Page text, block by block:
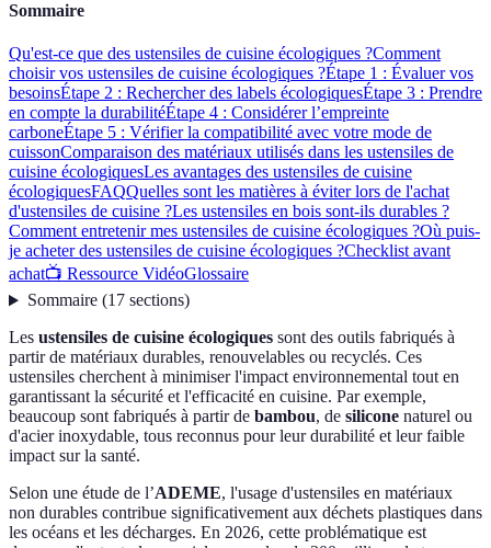
Sommaire
Qu'est-ce que des ustensiles de cuisine écologiques ?Comment
choisir vos ustensiles de cuisine écologiques ?Étape 1 : Évaluer vos
besoinsÉtape 2 : Rechercher des labels écologiquesÉtape 3 : Prendre
en compte la durabilitéÉtape 4 : Considérer l’empreinte
carboneÉtape 5 : Vérifier la compatibilité avec votre mode de
cuissonComparaison des matériaux utilisés dans les ustensiles de
cuisine écologiquesLes avantages des ustensiles de cuisine
écologiquesFAQQuelles sont les matières à éviter lors de l'achat
d'ustensiles de cuisine ?Les ustensiles en bois sont-ils durables ?
Comment entretenir mes ustensiles de cuisine écologiques ?Où puis-
je acheter des ustensiles de cuisine écologiques ?Checklist avant
achat📺 Ressource VidéoGlossaire
Sommaire(17 sections)
Les ustensiles de cuisine écologiques sont des outils fabriqués à
partir de matériaux durables, renouvelables ou recyclés. Ces
ustensiles cherchent à minimiser l'impact environnemental tout en
garantissant la sécurité et l'efficacité en cuisine. Par exemple,
beaucoup sont fabriqués à partir de bambou, de silicone naturel ou
d'acier inoxydable, tous reconnus pour leur durabilité et leur faible
impact sur la santé.
Selon une étude de l’ADEME, l'usage d'ustensiles en matériaux
non durables contribue significativement aux déchets plastiques dans
les océans et les décharges. En 2026, cette problématique est